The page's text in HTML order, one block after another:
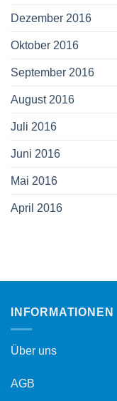
Dezember 2016
Oktober 2016
September 2016
August 2016
Juli 2016
Juni 2016
Mai 2016
April 2016
INFORMATIONEN
Über uns
AGB